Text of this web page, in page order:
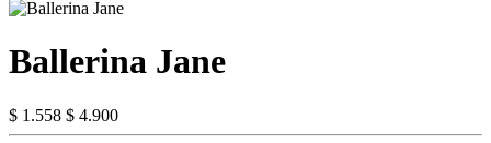
Ballerina Jane
$ 1.558 $ 4.900